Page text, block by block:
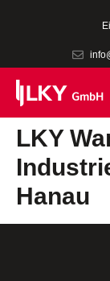
LKY
Hanau